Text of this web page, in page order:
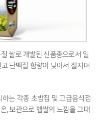
쌀로 개발된 신품종으로서 일
단백질 함량이 낮아서 찰지며
는 각종 초밥집 및 고급음식점
, 보관으로 햅쌀의 느낌을 그대